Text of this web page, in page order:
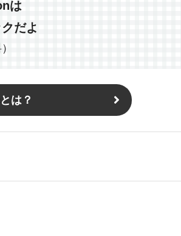
は
だよ
は？